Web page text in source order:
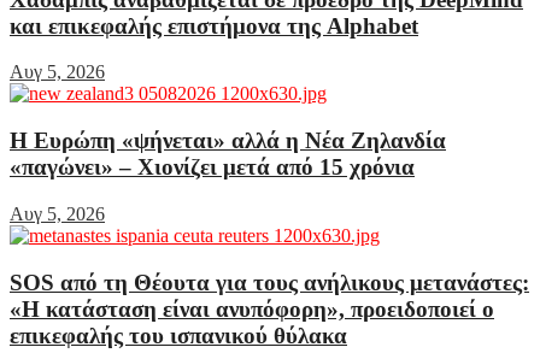
και επικεφαλής επιστήμονα της Alphabet
Αυγ 5, 2026
Η Ευρώπη «ψήνεται» αλλά η Νέα Ζηλανδία
«παγώνει» – Χιονίζει μετά από 15 χρόνια
Αυγ 5, 2026
SOS από τη Θέουτα για τους ανήλικους μετανάστες:
«Η κατάσταση είναι ανυπόφορη», προειδοποιεί ο
επικεφαλής του ισπανικού θύλακα